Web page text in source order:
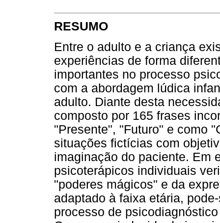
RESUMO
Entre o adulto e a criança
experiências de forma
importantes no processo
com a abordagem lúdica
adulto. Diante desta
composto por 165 frases
"Presente", "Futuro" e como
situações fictícias com
imaginação do paciente. Em
psicoterápicos individuais
"poderes mágicos" e da
adaptado à faixa etária,
processo de